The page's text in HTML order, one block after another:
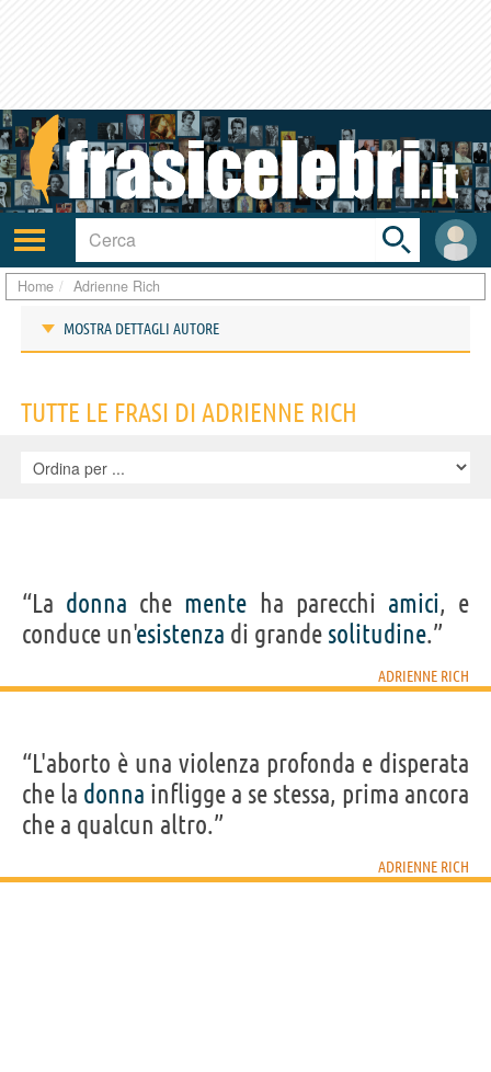
Attiva/disattiva
navigazione
User
area
Toggle
search
bar
Home Adrienne Rich
MOSTRA DETTAGLI AUTORE
IDENTIKIT E DATI ANAGRAFICI
Nome
Adrienne Cecile
Cognome Rich
Morto 27 marzo 2012
Segno zodiacale
Acquista libri di Adrienne Rich su
Frasi, citazioni e aforismi di Adrienne Rich
10
TUTTE LE FRASI DI ADRIENNE RICH
“La donna che mente ha parecchi amici, e
conduce un'esistenza di grande solitudine.”
ADRIENNE RICH
“L'aborto è una violenza profonda e disperata
che la donna infligge a se stessa, prima ancora
che a qualcun altro.”
ADRIENNE RICH